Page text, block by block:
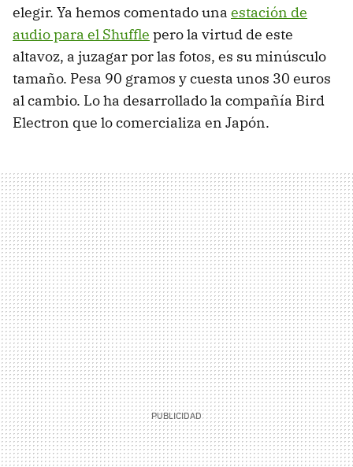
elegir. Ya hemos comentado una estación de
audio para el Shuffle pero la virtud de este
altavoz, a juzagar por las fotos, es su minúsculo
tamaño. Pesa 90 gramos y cuesta unos 30 euros
al cambio. Lo ha desarrollado la compañía Bird
Electron que lo comercializa en Japón.